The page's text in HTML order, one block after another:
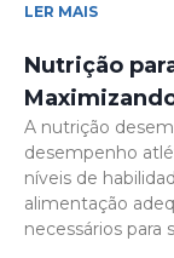
LER MAIS
Nutrição
A nutrição
desempenho
níveis de
alimentação
necessários